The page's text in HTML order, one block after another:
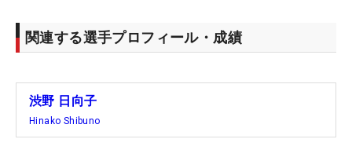
関連する選手プロフィール・成績
渋野 日向子
Hinako Shibuno